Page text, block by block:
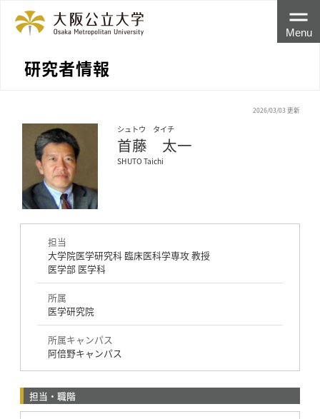
研究者情報
Menu
2026/03/03 更新
シュトウ タイチ
首藤 太一
SHUTO Taichi
担当
大学院医学研究科 臨床医科学専攻 教授
医学部 医学科
所属
医学研究院
所属キャンパス
阿倍野キャンパス
担当・職階